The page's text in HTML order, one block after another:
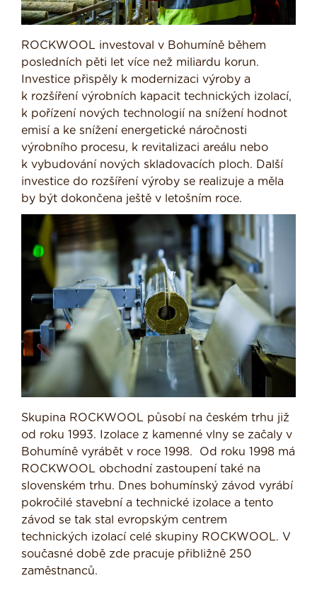
ROCKWOOL investoval v Bohumíně během
posledních pěti let více než miliardu korun.
Investice přispěly k modernizaci výroby a
k rozšíření výrobních kapacit technických izolací,
k pořízení nových technologií na snížení hodnot
emisí a ke snížení energetické náročnosti
výrobního procesu, k revitalizaci areálu nebo
k vybudování nových skladovacích ploch. Další
investice do rozšíření výroby se realizuje a měla
by být dokončena ještě v letošním roce.
Skupina ROCKWOOL působí na českém trhu již
od roku 1993. Izolace z kamenné vlny se začaly v
Bohumíně vyrábět v roce 1998. Od roku 1998 má
ROCKWOOL obchodní zastoupení také na
slovenském trhu. Dnes bohumínský závod vyrábí
pokročilé stavební a technické izolace a tento
závod se tak stal evropským centrem
technických izolací celé skupiny ROCKWOOL. V
současné době zde pracuje přibližně 250
zaměstnanců.